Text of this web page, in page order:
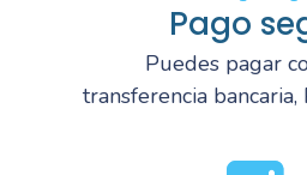
Pago
Puedes pagar
transferencia